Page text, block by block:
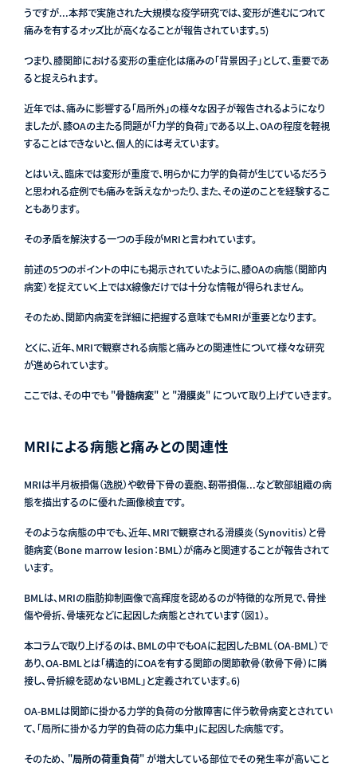
うですが...本邦で実施された大規模な疫学研究では、変形が進むにつれて
痛みを有するオッズ比が高くなることが報告されています。5)
つまり、膝関節における変形の重症化は痛みの「背景因子」として、重要であ
ると捉えられます。
近年では、痛みに影響する「局所外」の様々な因子が報告されるようになり
ましたが、膝OAの主たる問題が「力学的負荷」である以上、OAの程度を軽視
することはできないと、個人的には考えています。
とはいえ、臨床では変形が重度で、明らかに力学的負荷が生じているだろう
と思われる症例でも痛みを訴えなかったり、また、その逆のことを経験するこ
ともあります。
その矛盾を解決する一つの手段がMRIと言われています。
前述の5つのポイントの中にも掲示されていたように、膝OAの病態（関節内
病変）を捉えていく上ではX線像だけでは十分な情報が得られません。
そのため、関節内病変を詳細に把握する意味でもMRIが重要となります。
とくに、近年、MRIで観察される病態と痛みとの関連性について様々な研究
が進められています。
ここでは、その中でも "骨髄病変" と "滑膜炎" について取り上げていきます。
MRIによる病態と痛みとの関連性
MRIは半月板損傷（逸脱）や軟骨下骨の嚢胞、靭帯損傷...など軟部組織の病
態を描出するのに優れた画像検査です。
そのような病態の中でも、近年、MRIで観察される滑膜炎（Synovitis）と骨
髄病変（Bone marrow lesion：BML）が痛みと関連することが報告されて
います。
BMLは、MRIの脂肪抑制画像で高輝度を認めるのが特徴的な所見で、骨挫
傷や骨折、骨壊死などに起因した病態とされています（図1）。
本コラムで取り上げるのは、BMLの中でもOAに起因したBML（OA-BML）で
あり、OA-BMLとは「構造的にOAを有する関節の関節軟骨（軟骨下骨）に隣
接し、骨折線を認めないBML」と定義されています。6)
OA-BMLは関節に掛かる力学的負荷の分散障害に伴う軟骨病変とされてい
て、「局所に掛かる力学的負荷の応力集中」に起因した病態です。
そのため、 "局所の荷重負荷" が増大している部位でその発生率が高いこと